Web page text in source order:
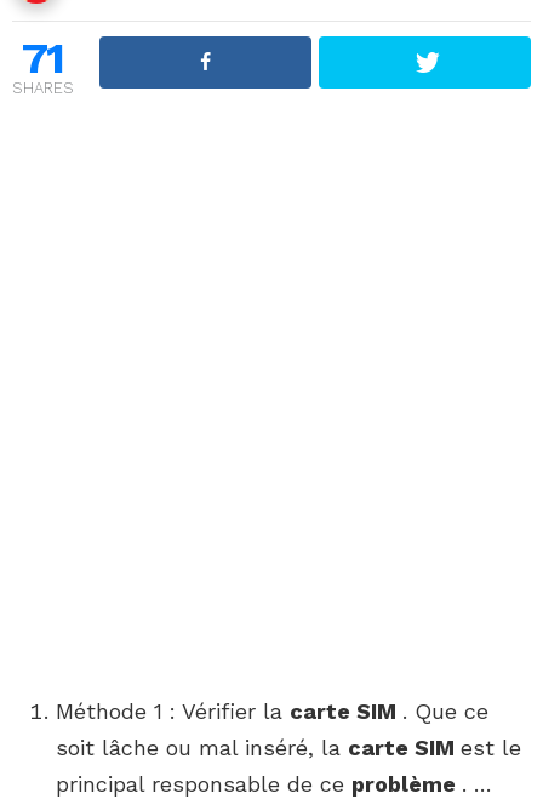
71
SHARES
Méthode 1 : Vérifier la carte SIM . Que ce
soit lâche ou mal inséré, la carte SIM est le
principal responsable de ce problème . …